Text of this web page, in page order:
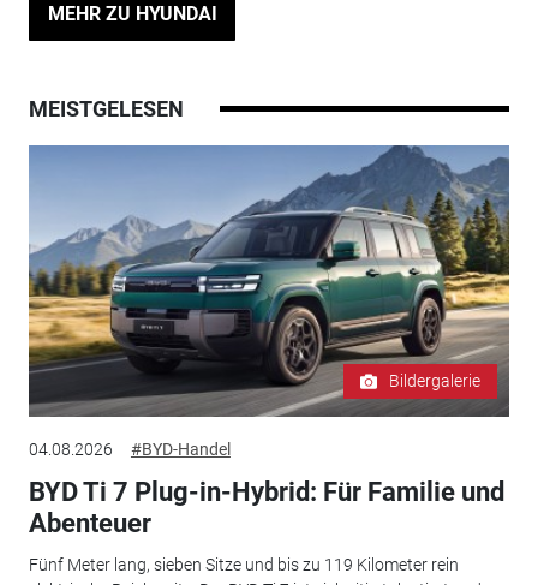
MEHR ZU HYUNDAI
MEISTGELESEN
Bildergalerie
04.08.2026 #BYD-Handel
BYD Ti 7 Plug-in-Hybrid: Für Familie und
Abenteuer
Fünf Meter lang, sieben Sitze und bis zu 119 Kilometer rein